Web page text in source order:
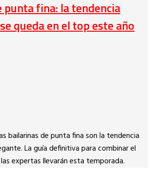
punta fina: la tendencia
queda en el top este año
bailarinas de punta fina son la tendencia
La guía definitiva para combinar el
expertas llevarán esta temporada.